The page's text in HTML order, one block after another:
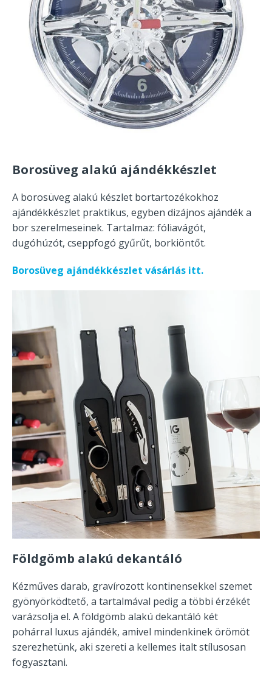
Borosüveg alakú ajándékkészlet
A borosüveg alakú készlet bortartozékokhoz
ajándékkészlet praktikus, egyben dizájnos ajándék a
bor szerelmeseinek. Tartalmaz: fóliavágót,
dugóhúzót, cseppfogó gyűrűt, borkiöntőt.
Borosüveg ajándékkészlet vásárlás itt.
Földgömb alakú dekantáló
Kézműves darab, gravírozott kontinensekkel szemet
gyönyörködtető, a tartalmával pedig a többi érzékét
varázsolja el. A földgömb alakú dekantáló két
pohárral luxus ajándék, amivel mindenkinek örömöt
szerezhetünk, aki szereti a kellemes italt stílusosan
fogyasztani.